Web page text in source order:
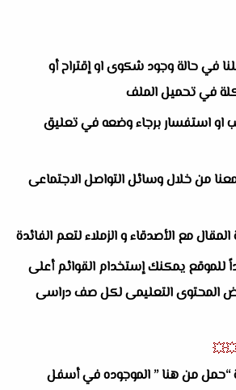
في حالة وجود شكوى او إقتراح أو
في تحميل الملف
او استفسار برجاء وضعه في تعليق
من خلال وسائل التواصل الاجتماعى
مع الأصدقاء و الزملاء لتعم الفائدة
للموقع يمكنك إستخدام القوائم أعلى
المحتوى التعليمى لكل صف دراسى
من هنا ” الموجوده في أسفل